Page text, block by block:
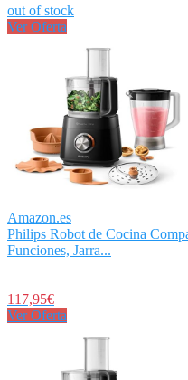
out of stock
Ver Oferta
Amazon.es
Philips Robot de Cocina
Funciones, Jarra...
117,95€
Ver Oferta